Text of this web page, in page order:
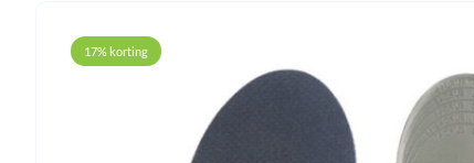
17% korting